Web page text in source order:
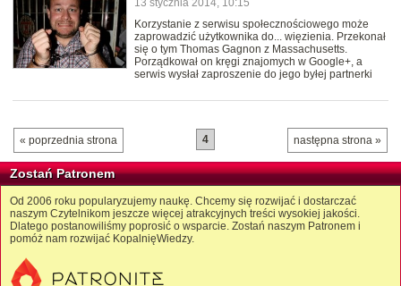
13 stycznia 2014, 10:15
Korzystanie z serwisu społecznościowego może
zaprowadzić użytkownika do... więzienia. Przekonał
się o tym Thomas Gagnon z Massachusetts.
Porządkował on kręgi znajomych w Google+, a
serwis wysłał zaproszenie do jego byłej partnerki
« poprzednia strona następna strona »
4
Zostań Patronem
Od 2006 roku popularyzujemy naukę. Chcemy się rozwijać i dostarczać
naszym Czytelnikom jeszcze więcej atrakcyjnych treści wysokiej jakości.
Dlatego postanowiliśmy poprosić o wsparcie. Zostań naszym Patronem i
pomóż nam rozwijać KopalnięWiedzy.